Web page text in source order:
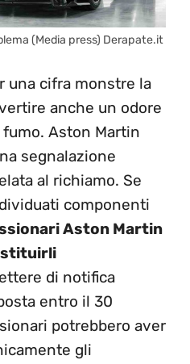
(Media press) Derapate.it
una cifra monstre la
anche un odore
Aston Martin
segnalazione
al richiamo. Se
componenti
Aston Martin
di notifica
entro il 30
potrebbero aver
gli